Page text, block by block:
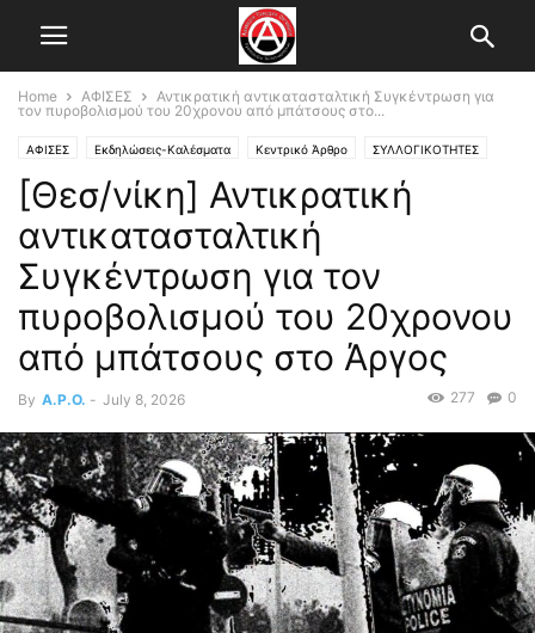
Home ΑΦΙΣΕΣ
Αντικρατική αντικατασταλτική Συγκέντρωση για
τον πυροβολισμού του 20χρονου από μπάτσους στο...
ΑΦΙΣΕΣ Εκδηλώσεις-Καλέσματα Κεντρικό Άρθρο ΣΥΛΛΟΓΙΚΟΤΗΤΕΣ
συλλογικότητα για τον κοινωνικό αναρχισμό "Μαύρο & Κόκκινο"
[Θεσ/νίκη] Αντικρατική
αντικατασταλτική
Συγκέντρωση για τον
πυροβολισμού του 20χρονου
από μπάτσους στο Άργος
By A.P.O. - July 8, 2026 0
277